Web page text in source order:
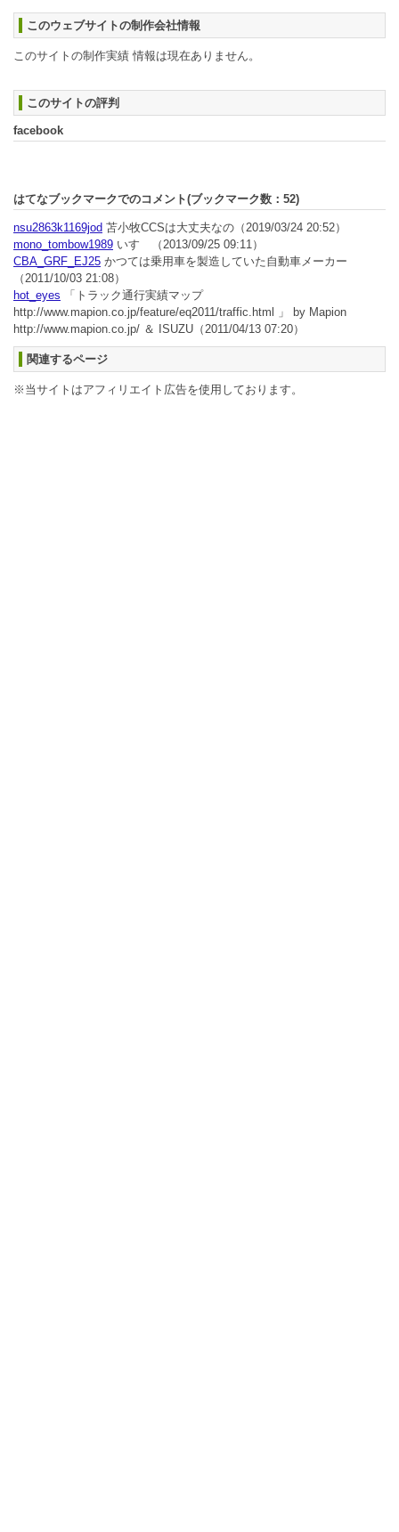
このウェブサイトの制作会社情報
このサイトの制作実績 情報は現在ありません。
このサイトの評判
facebook
はてなブックマークでのコメント(ブックマーク数： 52)
nsu2863k1169jod 苫小牧CCSは大丈夫なの （2019/03/24 20:52）
mono_tombow1989 いすゞ
（2013/09/25 09:11）
CBA_GRF_EJ25 かつては乗用車を製造していた自動車メーカー
（2011/10/03 21:08）
hot_eyes 「トラック通行実績マップ
http://www.mapion.co.jp/feature/eq2011/traffic.html 」 by Mapion
http://www.mapion.co.jp/ ＆ ISUZU （2011/04/13 07:20）
関連するページ
※当サイトはアフィリエイト広告を使用しております。